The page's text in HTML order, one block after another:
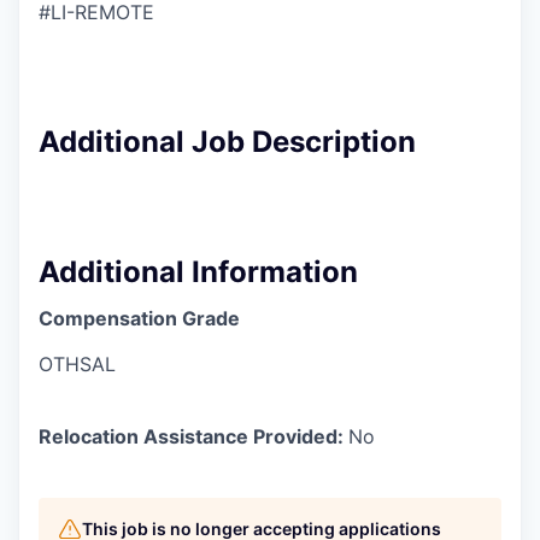
#LI-REMOTE
Additional Job Description
Additional Information
Compensation Grade
OTHSAL
Relocation Assistance Provided: No
This job is no longer accepting applications